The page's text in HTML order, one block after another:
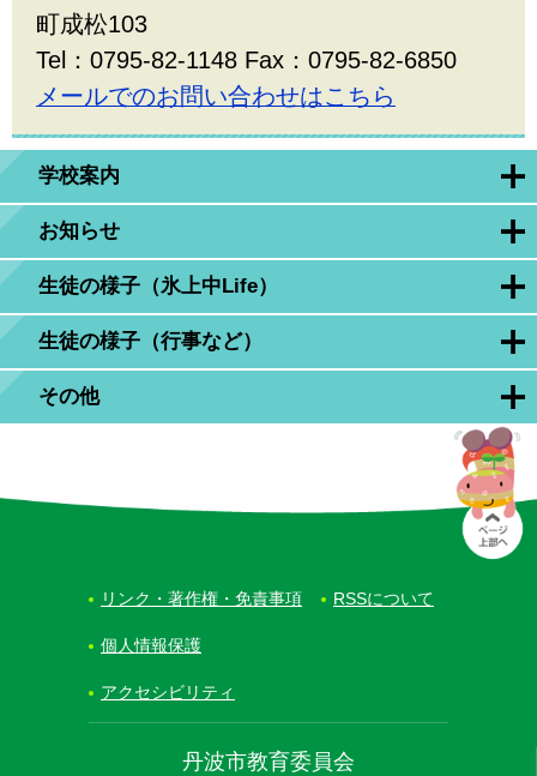
学校案内
お知らせ
生徒の様子（氷上中Life）
生徒の様子（行事など）
その他
町成松103
Tel：0795-82-1148 Fax：0795-82-6850
メールでのお問い合わせはこちら
丹波市教育委員会
リンク・著作権・免責事項 RSSについて
個人情報保護
アクセシビリティ